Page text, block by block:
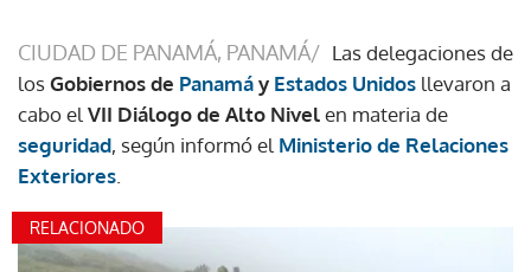
CIUDAD DE PANAMÁ, PANAMÁ/ Las delegaciones de
losGobiernos de Panamáy Estados Unidos llevaron a
cabo el VII Diálogo de Alto Nivelen materia de
seguridad, según informó el Ministerio de Relaciones
Exteriores
RELACIONADO